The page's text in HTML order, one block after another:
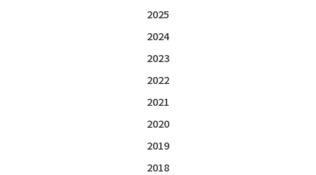
2025
2024
2023
2022
2021
2020
2019
2018